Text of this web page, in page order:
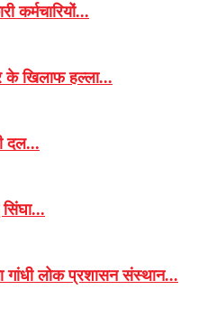
कर्मचारियों...
के खिलाफ हल्ला...
दल...
लोक प्रशासन संस्थान...